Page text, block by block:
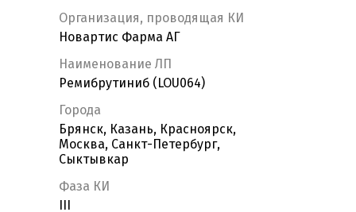
Организация, проводящая КИ
Новартис Фарма АГ
Наименование ЛП
Ремибрутиниб (LOU064)
Города
Брянск, Казань, Красноярск,
Москва, Санкт-Петербург,
Сыктывкар
Фаза КИ